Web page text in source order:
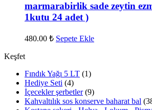
marmarabirlik sade zeytin
1kutu 24 adet )
480.00 ₺ Sepete Ekle
Keşfet
Fındık Yağı 5 LT (1)
Hediye Seti (4)
İçecekler şerbetler (9)
Kahvaltılık sos konserve baharat bal